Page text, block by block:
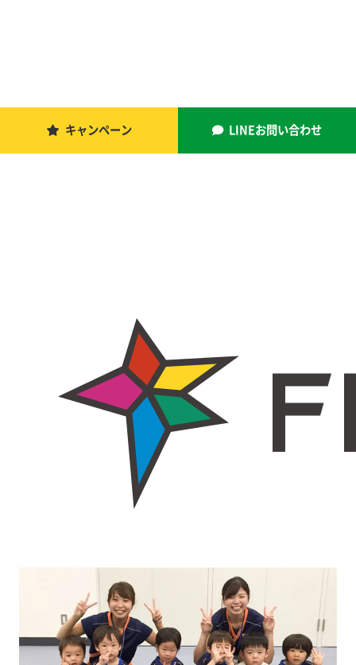
キャンペーン LINEお問い合わせ